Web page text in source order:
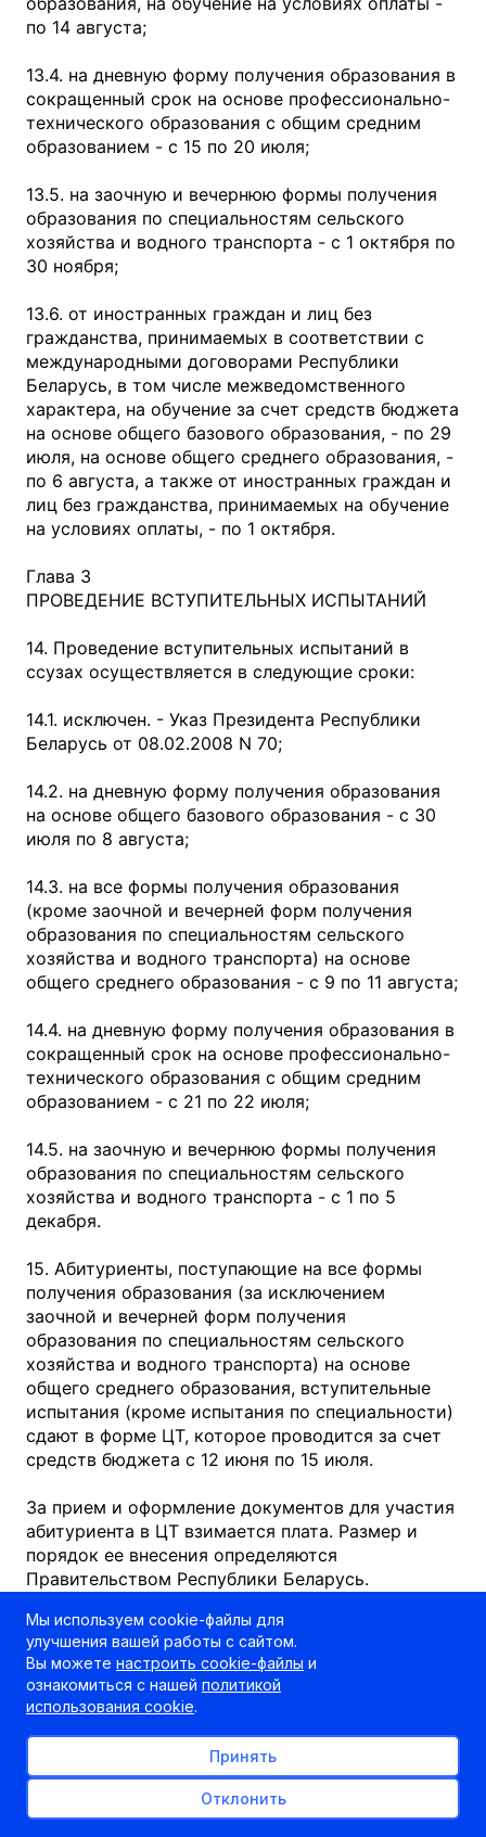
по 14 августа;
13.4. на дневную форму получения образования в
сокращенный срок на основе профессионально-
технического образования с общим средним
образованием - с 15 по 20 июля;
13.5. на заочную и вечернюю формы получения
образования по специальностям сельского
хозяйства и водного транспорта - с 1 октября по
30 ноября;
13.6. от иностранных граждан и лиц без
гражданства, принимаемых в соответствии с
международными договорами Республики
Беларусь, в том числе межведомственного
характера, на обучение за счет средств бюджета
на основе общего базового образования, - по 29
июля, на основе общего среднего образования, -
по 6 августа, а также от иностранных граждан и
лиц без гражданства, принимаемых на обучение
на условиях оплаты, - по 1 октября.
Глава 3
ПРОВЕДЕНИЕ ВСТУПИТЕЛЬНЫХ ИСПЫТАНИЙ
14. Проведение вступительных испытаний в
ссузах осуществляется в следующие сроки:
14.1. исключен. - Указ Президента Республики
Беларусь от 08.02.2008 N 70;
14.2. на дневную форму получения образования
на основе общего базового образования - с 30
июля по 8 августа;
14.3. на все формы получения образования
(кроме заочной и вечерней форм получения
образования по специальностям сельского
хозяйства и водного транспорта) на основе
общего среднего образования - с 9 по 11 августа;
14.4. на дневную форму получения образования в
сокращенный срок на основе профессионально-
технического образования с общим средним
образованием - с 21 по 22 июля;
14.5. на заочную и вечернюю формы получения
образования по специальностям сельского
хозяйства и водного транспорта - с 1 по 5
декабря.
15. Абитуриенты, поступающие на все формы
получения образования (за исключением
заочной и вечерней форм получения
образования по специальностям сельского
хозяйства и водного транспорта) на основе
общего среднего образования, вступительные
испытания (кроме испытания по специальности)
сдают в форме ЦТ, которое проводится за счет
средств бюджета с 12 июня по 15 июля.
За прием и оформление документов для участия
абитуриента в ЦТ взимается плата. Размер и
порядок ее внесения определяются
Правительством Республики Беларусь.
Регистрация абитуриентов для участия в ЦТ
проводится со 2 мая по 1 июня на основании
заявления, документа, удостоверяющего
личность, документа о внесении платы за прием
абитуриента в ЦТ в одном из ссузов,
определенных пунктами проведения ЦТ, согласно
Мы используем cookie-файлы для
улучшения вашей работы с сайтом.
Вы можете настроить cookie-файлы и
ознакомиться с нашей политикой
использования cookie.
Принять
Отклонить